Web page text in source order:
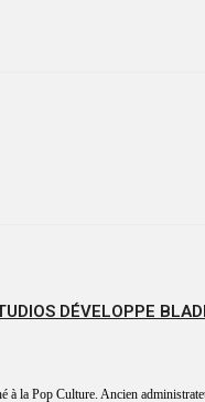
DÉVELOPPE
à la Pop Culture. Ancien